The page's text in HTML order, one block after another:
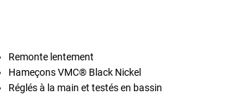
Remonte lentement
Hameçons VMC® Black Nickel
Réglés à la main et testés en bassin